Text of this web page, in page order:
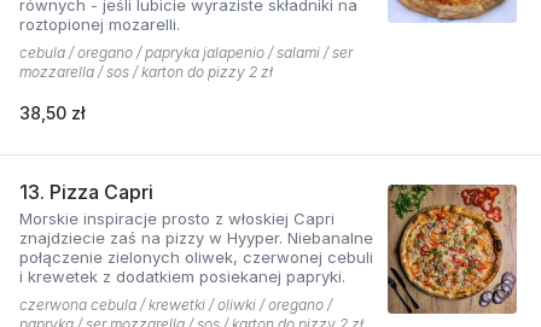
równych - jeśli lubicie wyraziste składniki na
roztopionej mozarelli.
cebula / oregano / papryka jalapenio / salami / ser
mozzarella / sos / karton do pizzy 2 zł
38,50 zł
13. Pizza Capri
Morskie inspiracje prosto z włoskiej Capri
znajdziecie zaś na pizzy w Hyyper. Niebanalne
połączenie zielonych oliwek, czerwonej cebuli
i krewetek z dodatkiem posiekanej papryki.
czerwona cebula / krewetki / oliwki / oregano /